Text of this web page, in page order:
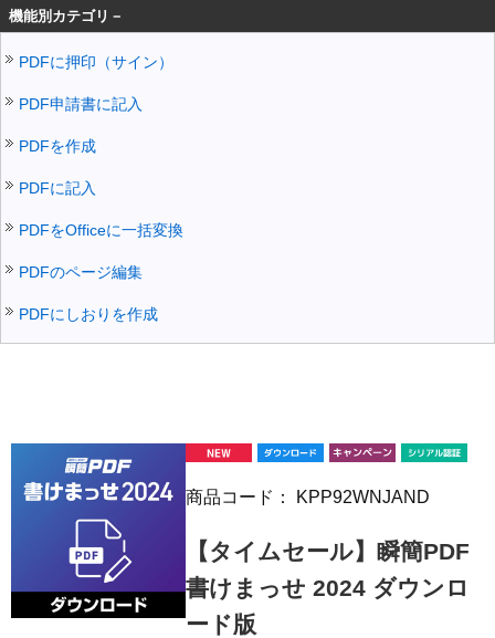
機能別カテゴリ－
PDFに押印（サイン）
PDF申請書に記入
PDFを作成
PDFに記入
PDFをOfficeに一括変換
PDFのページ編集
PDFにしおりを作成
商品コード： KPP92WNJAND
【タイムセール】瞬簡PDF
書けまっせ 2024 ダウンロ
ード版